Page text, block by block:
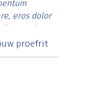
eros dolor
erat.
lorem
proefrit